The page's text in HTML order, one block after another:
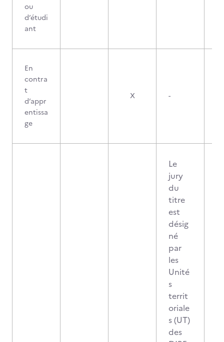
ou
d’étudi
ant
En
contra
t
d’appr
entissa
ge
X -
Le
jury
du
titre
est
désig
né
par
les
Unité
s
territ
oriale
s (UT)
des